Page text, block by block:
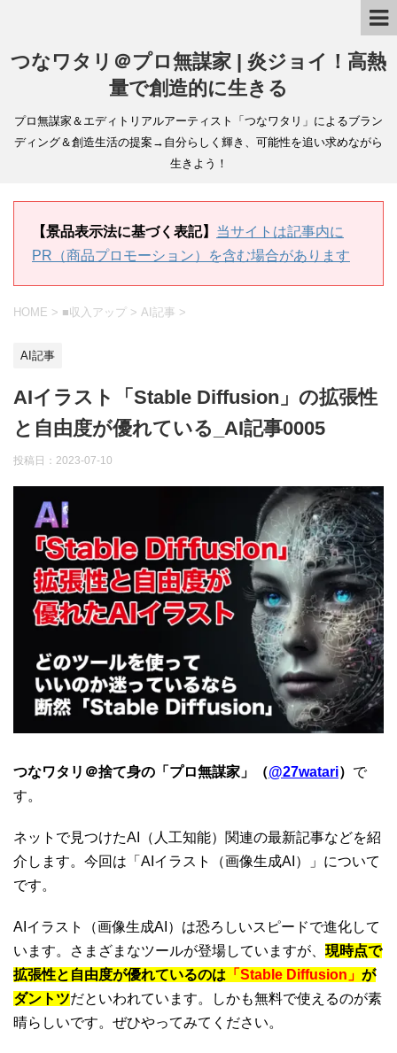
つなワタリ＠プロ無謀家 | 炎ジョイ！高熱
量で創造的に生きる
プロ無謀家＆エディトリアルアーティスト「つなワタリ」によるブラン
ディング＆創造生活の提案→自分らしく輝き、可能性を追い求めながら
生きよう！
【景品表示法に基づく表記】 当サイトは記事内に
PR（商品プロモーション）を含む場合があります
HOME > ■収入アップ > AI記事 >
AI記事
AIイラスト「Stable Diffusion」の拡張性
と自由度が優れている_AI記事0005
投稿日： 2023-07-10
つなワタリ＠捨て身の「プロ無謀家」（@27watari） で
す。
ネットで見つけたAI（人工知能）関連の最新記事などを紹
介します。今回は「AIイラスト（画像生成AI）」について
です。
AIイラスト（画像生成AI）は恐ろしいスピードで進化して
います。さまざまなツールが登場していますが、 現時点で
拡張性と自由度が優れているのは 「Stable Diffusion」 が
ダントツだといわれています。しかも無料で使えるのが素
晴らしいです。ぜひやってみてください。